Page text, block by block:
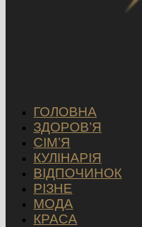
ГОЛОВНА
ЗДОРОВ’Я
СІМ’Я
КУЛІНАРІЯ
ВІДПОЧИНОК
РІЗНЕ
МОДА
КРАСА